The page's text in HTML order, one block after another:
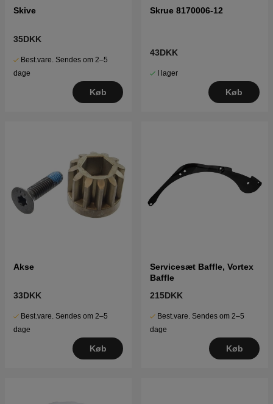
Skive
35DKK
Best.vare. Sendes om 2–5
dage
Køb
Skrue 8170006-12
43DKK
I lager
Køb
Akse
33DKK
Best.vare. Sendes om 2–5
dage
Køb
Servicesæt Baffle, Vortex
Baffle
215DKK
Best.vare. Sendes om 2–5
dage
Køb